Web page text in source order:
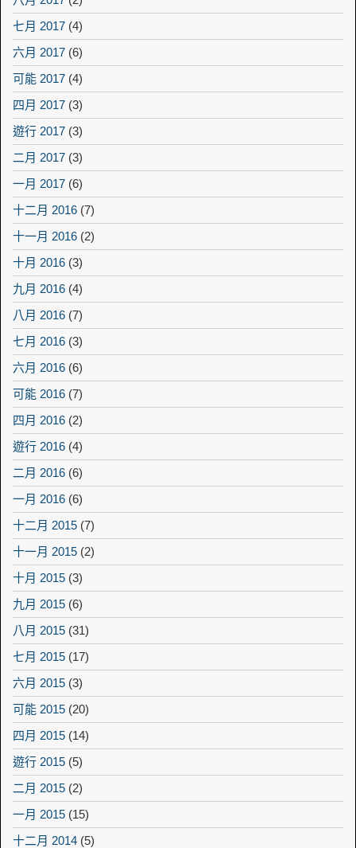
七月 2017 (4)
六月 2017 (6)
可能 2017 (4)
四月 2017 (3)
遊行 2017 (3)
二月 2017 (3)
一月 2017 (6)
十二月 2016 (7)
十一月 2016 (2)
十月 2016 (3)
九月 2016 (4)
八月 2016 (7)
七月 2016 (3)
六月 2016 (6)
可能 2016 (7)
四月 2016 (2)
遊行 2016 (4)
二月 2016 (6)
一月 2016 (6)
十二月 2015 (7)
十一月 2015 (2)
十月 2015 (3)
九月 2015 (6)
八月 2015 (31)
七月 2015 (17)
六月 2015 (3)
可能 2015 (20)
四月 2015 (14)
遊行 2015 (5)
二月 2015 (2)
一月 2015 (15)
十二月 2014 (5)